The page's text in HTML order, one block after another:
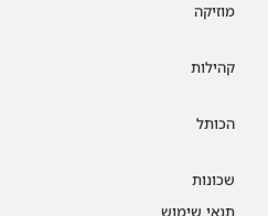
מוזיקה
קהילות
הכותל
שכונות
תנאי שימוש